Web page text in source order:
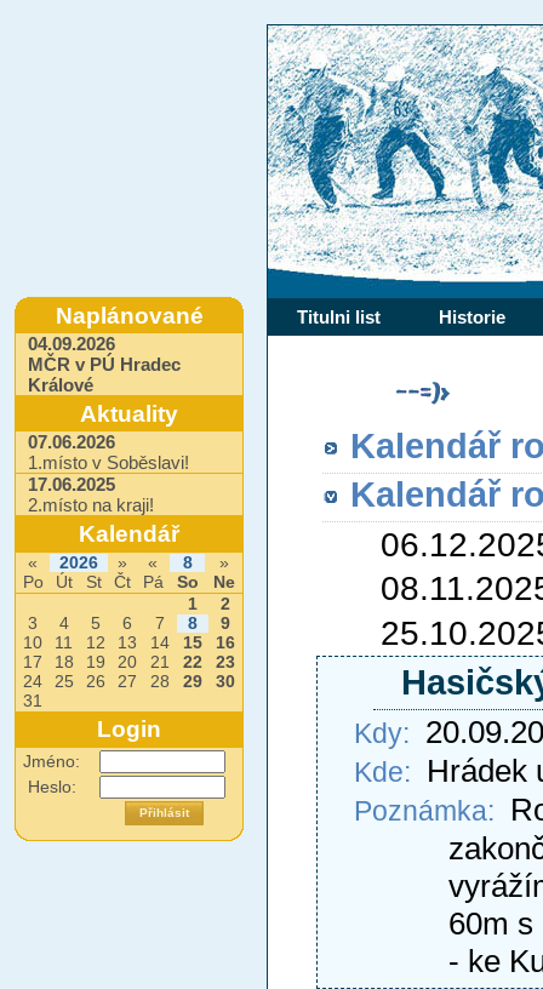
Naplánované
04.09.2026
MČR v PÚ Hradec
Králové
Aktuality
07.06.2026
1.místo v Soběslavi!
17.06.2025
2.místo na kraji!
Kalendář
« 2026 » « 8
»
Po
Út St Čt Pá So
Ne
1
2
3
4 5 6 7 8
9
10
11 12 13 14 15
16
17
18 19 20 21 22
23
24
25 26 27 28 29
30
31
Login
Jméno:
Heslo:
Titulni list Historie
Kalendář
Kalendář
Kdy:
Kde: Hrádek
Poznámka:
60m s
- ke